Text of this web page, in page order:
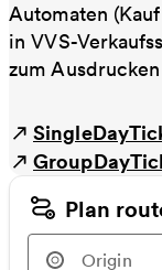
Automaten
in VVS-
zum
Plan